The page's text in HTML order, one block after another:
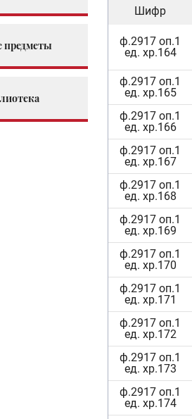
Шифр
ф.2917 оп.1
ед. хр.164
ф.2917 оп.1
ед. хр.165
ф.2917 оп.1
ед. хр.166
ф.2917 оп.1
ед. хр.167
ф.2917 оп.1
ед. хр.168
ф.2917 оп.1
ед. хр.169
ф.2917 оп.1
ед. хр.170
ф.2917 оп.1
ед. хр.171
ф.2917 оп.1
ед. хр.172
ф.2917 оп.1
ед. хр.173
ф.2917 оп.1
ед. хр.174